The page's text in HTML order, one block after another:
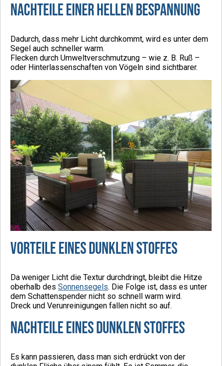
Nachteile einer hellen Bespannung
Dadurch, dass mehr Licht durchkommt, wird es unter dem
Segel auch schneller warm.
Flecken durch Umweltverschmutzung – wie z. B. Ruß –
oder Hinterlassenschaften von Vögeln sind sichtbarer.
Vorteile eines dunklen Stoffes
Da weniger Licht die Textur durchdringt, bleibt die Hitze
oberhalb des Sonnensegels. Die Folge ist, dass es unter
dem Schattenspender nicht so schnell warm wird.
Dreck und Verunreinigungen fallen nicht so auf.
Nachteile eines dunklen Stoffes
Es kann passieren, dass man sich erdrückt von der